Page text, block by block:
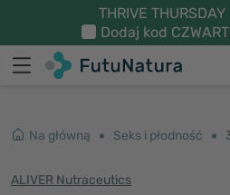
THRIVE
Dodaj kod
Na główną Seks i płodność
ALIVER Nutraceutics